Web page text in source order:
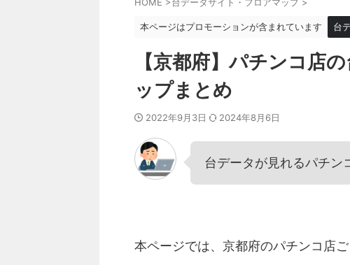
HOME >台データサイト・フロアマップ >
本ページはプロモーションが含まれています 台
【京都府】パチンコ店
ップまとめ
2022年9月3日 2024年8月6日
台データが見れるパチン
本ページでは、京都府のパチンコ店